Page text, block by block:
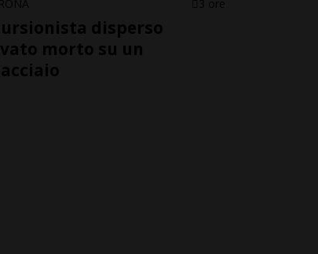
3 ore
disperso
morto su un